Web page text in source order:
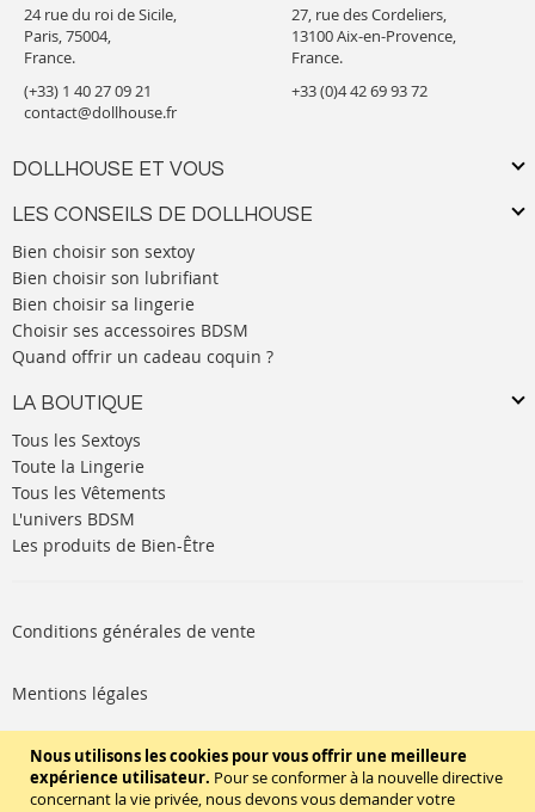
Nous utilisons les cookies pour vous offrir une meilleure
expérience utilisateur. Pour se conformer à la nouvelle directive
concernant la vie privée, nous devons vous demander votre
24 rue du roi de Sicile,
Paris, 75004,
France.
(+33) 1 40 27 09 21
contact@dollhouse.fr
DOLLHOUSE ET VOUS
LES CONSEILS DE DOLLHOUSE
Bien choisir son sextoy
Bien choisir son lubrifiant
Bien choisir sa lingerie
Choisir ses accessoires BDSM
Quand offrir un cadeau coquin ?
LA BOUTIQUE
Tous les Sextoys
Toute la Lingerie
Tous les Vêtements
L'univers BDSM
Les produits de Bien-Être
27, rue des Cordeliers,
13100 Aix-en-Provence,
France.
+33 (0)4 42 69 93 72
Conditions générales de vente
Mentions légales
Politique de cookies
SUIVEZ-NOUS